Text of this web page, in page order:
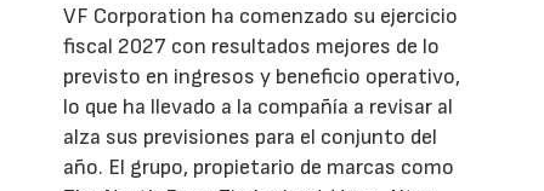
VF Corporation ha comenzado su ejercicio
fiscal 2027 con resultados mejores de lo
previsto en ingresos y beneficio operativo,
lo que ha llevado a la compañía a revisar al
alza sus previsiones para el conjunto del
año. El grupo, propietario de marcas como